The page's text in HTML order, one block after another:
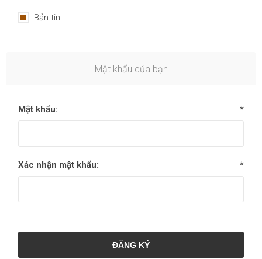
Bản tin
Mật khẩu của bạn
Mật khẩu: *
Xác nhận mật khẩu: *
ĐĂNG KÝ